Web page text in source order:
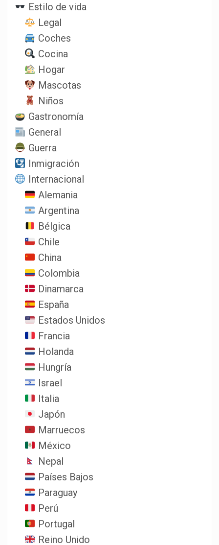
Estilo de vida
Legal
Coches
Cocina
Hogar
Mascotas
Niños
Gastronomía
General
Guerra
Inmigración
Internacional
Alemania
Argentina
Bélgica
Chile
China
Colombia
Dinamarca
España
Estados Unidos
Francia
Holanda
Hungría
Israel
Italia
Japón
Marruecos
México
Nepal
Países Bajos
Paraguay
Perú
Portugal
Reino Unido